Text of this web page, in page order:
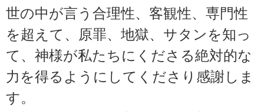
世の中が言う合理性、客観性、専門性
を超えて、原罪、地獄、サタンを知っ
て、神様が私たちにくださる絶対的な
力を得るようにしてくださり感謝しま
す。